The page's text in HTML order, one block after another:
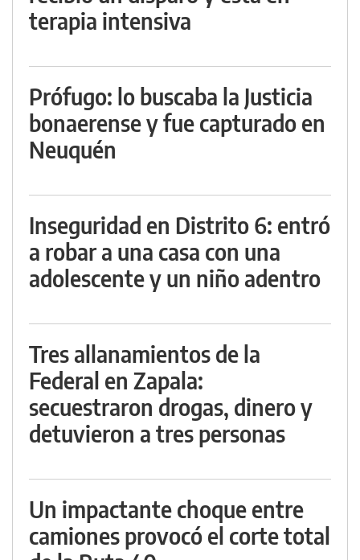
terapia intensiva
Prófugo: lo buscaba la Justicia
bonaerense y fue capturado en
Neuquén
Inseguridad en Distrito 6: entró
a robar a una casa con una
adolescente y un niño adentro
Tres allanamientos de la
Federal en Zapala:
secuestraron drogas, dinero y
detuvieron a tres personas
Un impactante choque entre
camiones provocó el corte total